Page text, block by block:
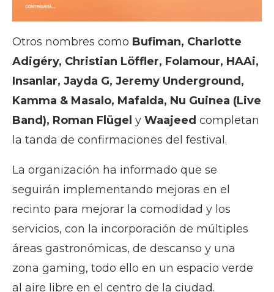
Otros nombres como Bufiman, Charlotte
Adigéry, Christian Löffler, Folamour, HAAi,
Insanlar, Jayda G, Jeremy Underground,
Kamma & Masalo, Mafalda, Nu Guinea (Live
Band), Roman Flügel y Waajeed completan
la tanda de confirmaciones del festival.
La organización ha informado que se
seguirán implementando mejoras en el
recinto para mejorar la comodidad y los
servicios, con la incorporación de múltiples
áreas gastronómicas, de descanso y una
zona gaming, todo ello en un espacio verde
al aire libre en el centro de la ciudad.